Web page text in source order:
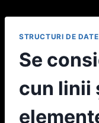
STRUCTURI DE DATE
Se
cun linii